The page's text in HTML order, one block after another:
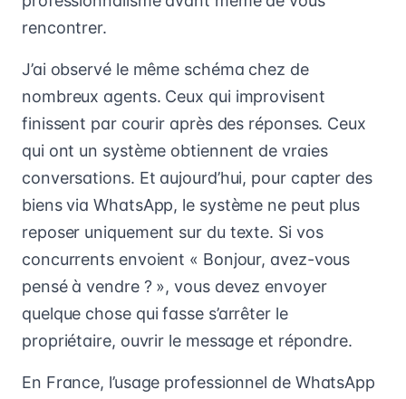
rencontrer.
J’ai observé le même schéma chez de
nombreux agents. Ceux qui improvisent
finissent par courir après des réponses. Ceux
qui ont un système obtiennent de vraies
conversations. Et aujourd’hui, pour capter des
biens via WhatsApp, le système ne peut plus
reposer uniquement sur du texte. Si vos
concurrents envoient « Bonjour, avez-vous
pensé à vendre ? », vous devez envoyer
quelque chose qui fasse s’arrêter le
propriétaire, ouvrir le message et répondre.
En France, l’usage professionnel de WhatsApp